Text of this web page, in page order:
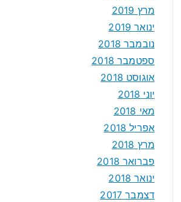
מרץ 2019
ינואר 2019
נובמבר 2018
ספטמבר 2018
אוגוסט 2018
יוני 2018
מאי 2018
אפריל 2018
מרץ 2018
פברואר 2018
ינואר 2018
דצמבר 2017